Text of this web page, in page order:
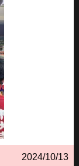
2024/10/13